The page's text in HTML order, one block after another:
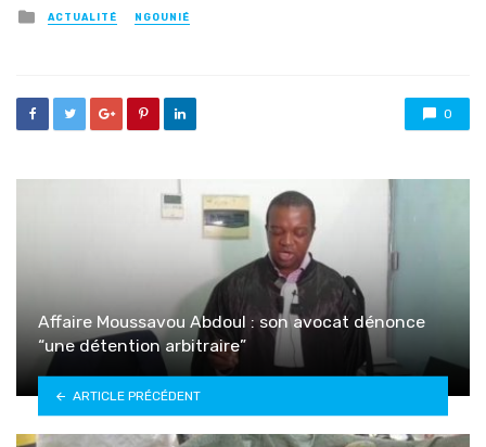
Posted
in
ACTUALITÉ NGOUNIÉ
0
Affaire Moussavou Abdoul : son avocat dénonce
“une détention arbitraire”
ARTICLE PRÉCÉDENT